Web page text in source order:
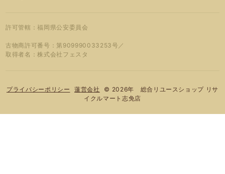
許可管轄：福岡県公安委員会
古物商許可番号：第909990033253号／
取得者名：株式会社フェスタ
プライバシーポリシー 蓮営会社
© 2026年 総合リユースショップ リサ
イクルマート志免店